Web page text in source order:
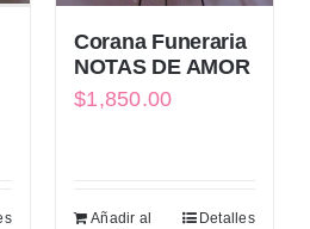
Corana Funeraria
NOTAS DE AMOR
$1,850.00
Añadir al
Detalles